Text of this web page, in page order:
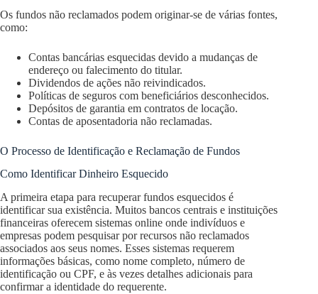
Os fundos não reclamados podem originar-se de várias fontes,
como:
Contas bancárias esquecidas devido a mudanças de
endereço ou falecimento do titular.
Dividendos de ações não reivindicados.
Políticas de seguros com beneficiários desconhecidos.
Depósitos de garantia em contratos de locação.
Contas de aposentadoria não reclamadas.
O Processo de Identificação e Reclamação de Fundos
Como Identificar Dinheiro Esquecido
A primeira etapa para recuperar fundos esquecidos é
identificar sua existência. Muitos bancos centrais e instituições
financeiras oferecem sistemas online onde indivíduos e
empresas podem pesquisar por recursos não reclamados
associados aos seus nomes. Esses sistemas requerem
informações básicas, como nome completo, número de
identificação ou CPF, e às vezes detalhes adicionais para
confirmar a identidade do requerente.